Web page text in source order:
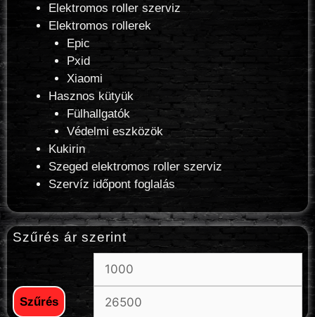
Elektromos roller szerviz
Elektromos rollerek
Epic
Pxid
Xiaomi
Hasznos kütyük
Fülhallgatók
Védelmi eszközök
Kukirin
Szeged elektromos roller szerviz
Szervíz időpont foglalás
Szűrés ár szerint
Szűrés